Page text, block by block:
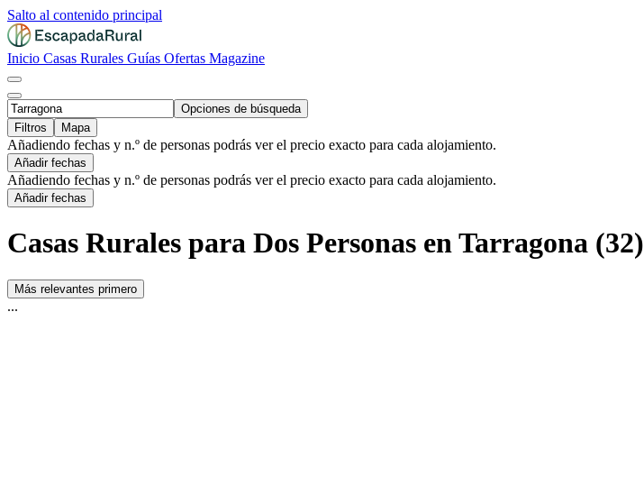
Salto al contenido principal
Inicio Casas Rurales Guías Ofertas Magazine
Opciones de búsqueda
Filtros
Mapa
Añadiendo fechas y n.º de personas podrás ver el precio exacto para cada alojamiento.
Añadir fechas
Añadiendo fechas y n.º de personas podrás ver el precio exacto para cada alojamiento.
Añadir fechas
Casas Rurales para Dos Personas en Tarragona (32)
Más relevantes primero
...